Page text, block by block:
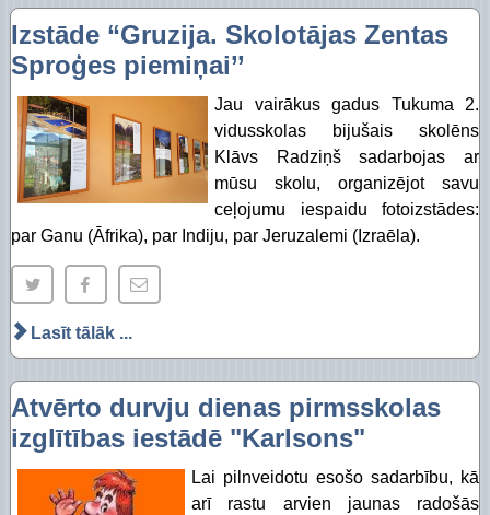
Piekļūstamības paziņojums Izglītības pārvalde
Digitālās plaisas mazināšana sociāli
STEM un pilsoniskā līdzdalība
Izstāde “Gruzija. Skolotājas Zentas
Sproģes piemiņai’’
Jau vairākus gadus Tukuma 2.
vidusskolas bijušais skolēns
Klāvs Radziņš sadarbojas ar
mūsu skolu, organizējot savu
ceļojumu iespaidu fotoizstādes:
par Ganu (Āfrika), par Indiju, par Jeruzalemi (Izraēla).
Lasīt tālāk ...
Atvērto durvju dienas pirmsskolas
izglītības iestādē "Karlsons"
Lai pilnveidotu esošo sadarbību, kā
arī rastu arvien jaunas radošās